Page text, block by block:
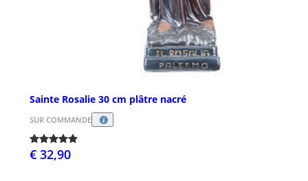
Sainte Rosalie 30 cm plâtre nacré
SUR COMMANDE
€ 32,90